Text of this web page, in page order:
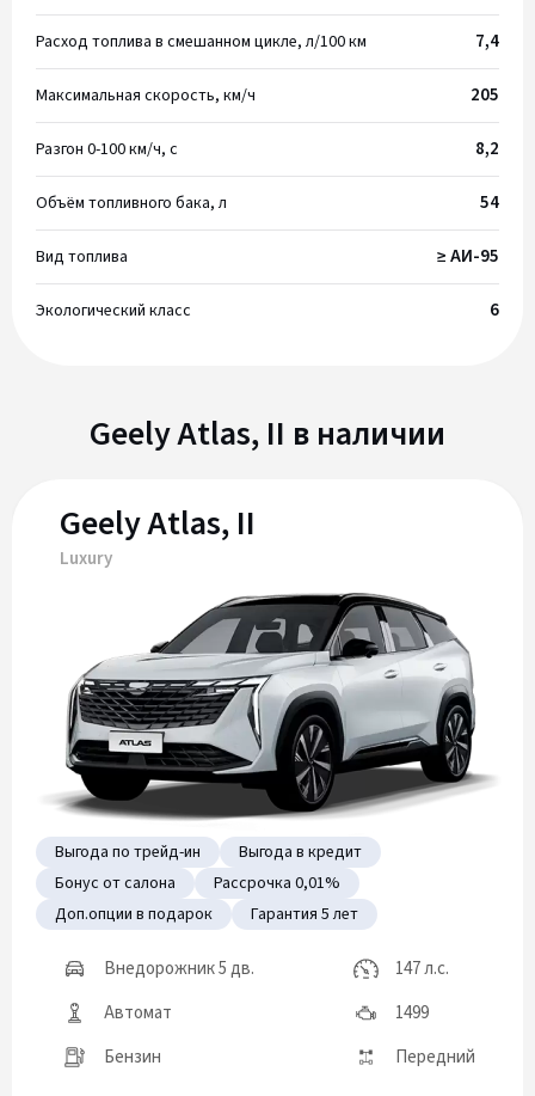
Расход топлива в смешанном цикле, л/100 км 7,4
Максимальная скорость, км/ч 205
Разгон 0-100 км/ч, с 8,2
Объём топливного бака, л 54
Вид топлива ≥ АИ-95
Экологический класс 6
Geely Atlas, II в наличии
Geely Atlas, II
Luxury
Выгода по трейд-ин
Выгода в кредит
Бонус от салона
Рассрочка 0,01%
Доп.опции в подарок
Гарантия 5 лет
Внедорожник 5 дв.
147 л.с.
Автомат
1499
Бензин
Передний